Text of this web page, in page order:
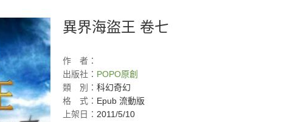
異界海盜王 卷七
作
者：
出版社： POPO原創
類
別： 科幻奇幻
格
式： Epub 流動版
上架日： 2011/5/10